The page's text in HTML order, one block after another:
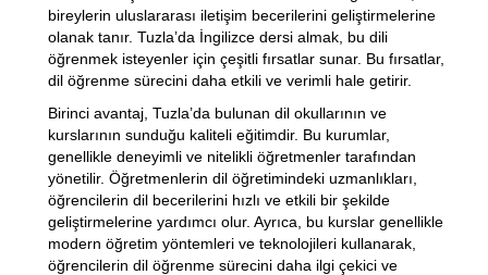
bireylerin uluslararası iletişim becerilerini geliştirmelerine
olanak tanır. Tuzla’da İngilizce dersi almak, bu dili
öğrenmek isteyenler için çeşitli fırsatlar sunar. Bu fırsatlar,
dil öğrenme sürecini daha etkili ve verimli hale getirir.
Birinci avantaj, Tuzla’da bulunan dil okullarının ve
kurslarının sunduğu kaliteli eğitimdir. Bu kurumlar,
genellikle deneyimli ve nitelikli öğretmenler tarafından
yönetilir. Öğretmenlerin dil öğretimindeki uzmanlıkları,
öğrencilerin dil becerilerini hızlı ve etkili bir şekilde
geliştirmelerine yardımcı olur. Ayrıca, bu kurslar genellikle
modern öğretim yöntemleri ve teknolojileri kullanarak,
öğrencilerin dil öğrenme sürecini daha ilgi çekici ve